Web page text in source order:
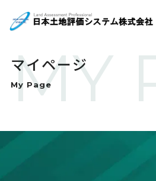
MY
マイページ
My Page